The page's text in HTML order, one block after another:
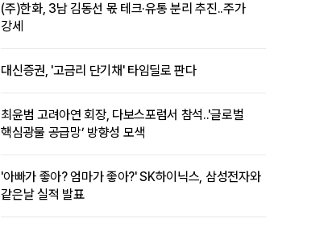
(주)한화, 3남 김동선 몫 테크·유통 분리 추진..주가
강세
대신증권, '고금리 단기채' 타임딜로 판다
최윤범 고려아연 회장, 다보스포럼서 참석..'글로벌
핵심광물 공급망’ 방향성 모색
'아빠가 좋아? 엄마가 좋아?' SK하이닉스, 삼성전자와
같은날 실적 발표